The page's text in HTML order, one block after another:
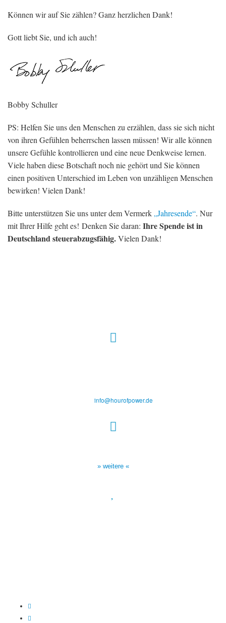
Können wir auf Sie zählen? Ganz herzlichen Dank!
Gott liebt Sie, und ich auch!
Bobby Schuller
PS: Helfen Sie uns den Menschen zu erzählen, dass sie sich nicht
von ihren Gefühlen beherrschen lassen müssen! Wir alle können
unsere Gefühle kontrollieren und eine neue Denkweise lernen.
Viele haben diese Botschaft noch nie gehört und Sie können
einen positiven Unterschied im Leben von unzähligen Menschen
bewirken! Vielen Dank!
Bitte unterstützen Sie uns unter dem Vermerk„Jahresende“. Nur
mit Ihrer Hilfe geht es! Denken Sie daran: Ihre Spende ist in
Deutschland steuerabzugsfähig.Vielen Dank!
info@hourofpower.de
» weitere «